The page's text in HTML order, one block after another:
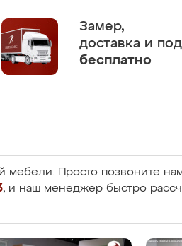
Замер,
доставка и
бесплатно
мебели. Просто позвоните
, и наш менеджер быстро